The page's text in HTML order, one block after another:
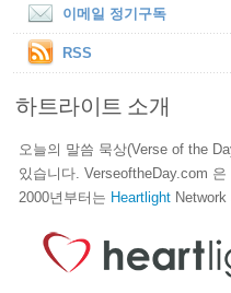
이메일 정기구독
RSS
하트라이트 소개
오늘의 말씀 묵상(Verse of the
있습니다. VerseoftheDay.com
2000년부터는 Heartlight